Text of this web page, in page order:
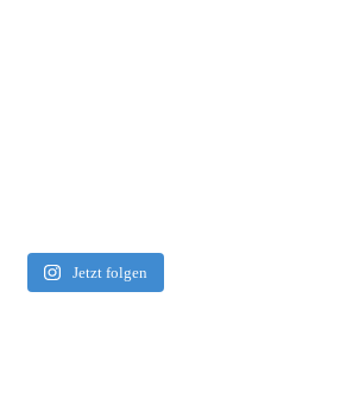
Jetzt folgen